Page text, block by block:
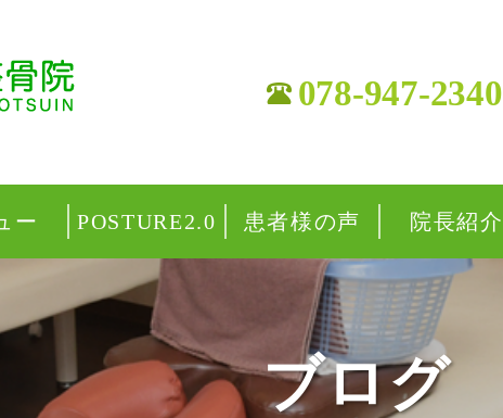
078-947-2340
ー POSTURE2.0 患者様の声 院長紹介
ブログ